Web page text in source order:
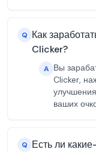
Q Как
Clicker?
A Вы
Clicker,
ваших
Q Есть ли